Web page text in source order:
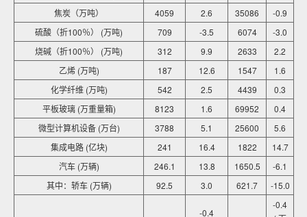
焦炭（万吨）
4059 2.6 35086
-0.9
硫酸（折100％） (万吨)
709 -3.5 6074
-3.0
烧碱（折100％） (万吨)
312 9.9 2633
2.2
乙烯 (万吨)
187 12.6 1547
1.6
化学纤维 (万吨)
542 2.5 4439
0.3
平板玻璃 (万重量箱)
8123 1.6 69952
0.4
微型计算机设备 (万台)
3788 5.1 25600
5.6
集成电路 (亿块)
241 16.4 1822
14.7
汽车 (万辆)
246.1 13.8 1650.5
-6.1
其中：轿车 (万辆)
92.5 3.0 621.7 -15.0
-0.4
-0.4